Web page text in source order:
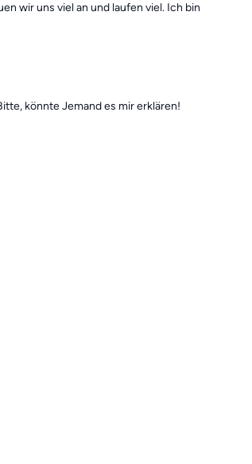
wir uns viel an und laufen viel. Ich bin
könnte Jemand es mir erklären!